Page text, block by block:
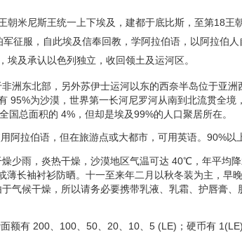
朝米尼斯王统一上下埃及，建都于底比斯，至第18
征服，自此埃及信奉回教，学阿拉伯语，以阿拉伯
及承认以色列独立，收回领土及运河区。
洲东北部，另外苏伊士运河以东的西奈半岛位于亚
95%为沙漠，世界第一长河尼罗河从南到北流贯全
总面积的 4%，但却是埃及99%的人口聚居所在。
阿拉伯语，但在旅游点或大都市，可用英语。90%以
少雨，炎热干燥，沙漠地区气温可达 40℃，年平均
长袖衬衫防晒。十一至来年二月以秋冬装为主，早
气候干燥，所以请务必要携带乳液、乳霜、护唇膏
额有 200、100、50、20、10、5 (LE)；硬币有